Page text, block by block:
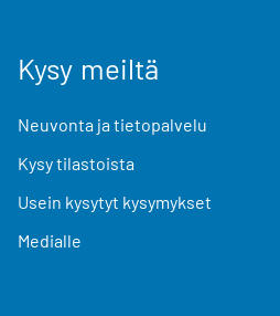
Kysy meiltä
Neuvonta ja tietopalvelu
Kysy tilastoista
Usein kysytyt kysymykset
Medialle